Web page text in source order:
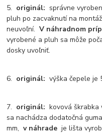
5. originál: správne
pluh po zacvaknutí na
neuvoľní.V náhradnom
vyrobené a pluh sa môže
dosky uvoľniť.
6. originál: výška čepele je
7. originál: kovová škrabka
sa nachádza dodatočná
mm,v náhrade je lišta